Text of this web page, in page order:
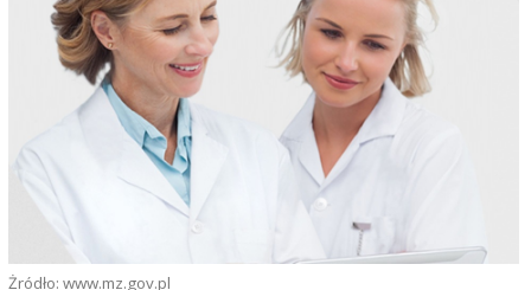
Żródło: www.mz.gov.pl